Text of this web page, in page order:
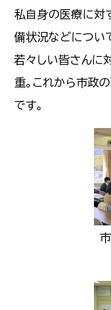
私自身の医療に対
備状況などについ
若々しい皆さんに
重。これから市政
です。